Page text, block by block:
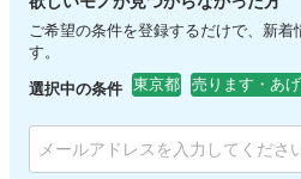
ご希望の条件を登録するだけで、新着
す。
選択中の条件 東京都 売ります・あ